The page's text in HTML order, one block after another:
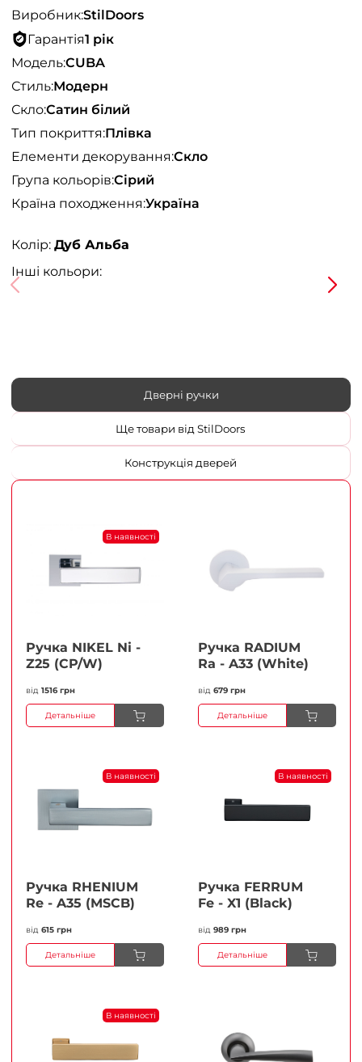
Виробник:StilDoors
Гарантія1 рік
Модель:CUBA
Стиль:Модерн
Скло:Сатин білий
Тип покриття:Плівка
Елементи декорування:Скло
Група кольорів:Сірий
Країна походження:Україна
Колір: Дуб Альба
Інші кольори:
Дверні ручки
Ще товари від StilDoors
Конструкція дверей
В наявності
Ручка NIKEL Ni -
Z25 (CP/W)
від 1516 грн
Детальніше
Ручка RADIUM
Ra - A33 (White)
від 679 грн
Детальніше
В наявності
Ручка RHENIUM
Re - A35 (MSCB)
від 615 грн
Детальніше
В наявності
Ручка FERRUМ
Fe - X1 (Black)
від 989 грн
Детальніше
В наявності